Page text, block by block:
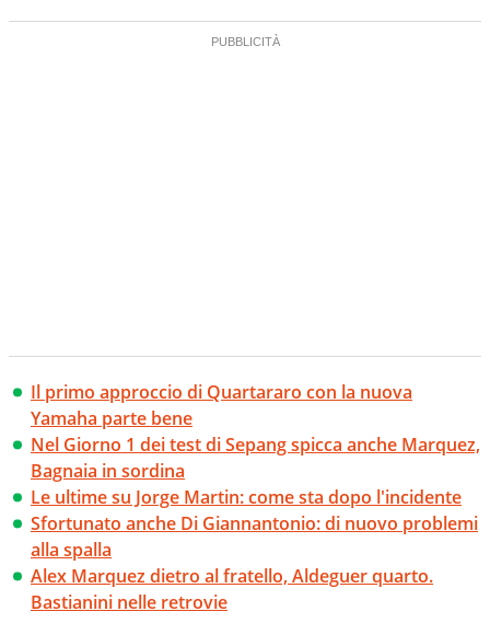
Il primo approccio di Quartararo con la nuova
Yamaha parte bene
Nel Giorno 1 dei test di Sepang spicca anche Marquez,
Bagnaia in sordina
Le ultime su Jorge Martin: come sta dopo l'incidente
Sfortunato anche Di Giannantonio: di nuovo problemi
alla spalla
Alex Marquez dietro al fratello, Aldeguer quarto.
Bastianini nelle retrovie